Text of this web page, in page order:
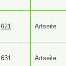
621 Artseite
631 Artseite